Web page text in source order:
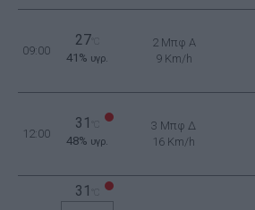
09:00
27
41% υγρ.
2 Μπφ Α
9 Km/h
12:00
31
48% υγρ.
3 Μπφ Δ
16 Km/h
31